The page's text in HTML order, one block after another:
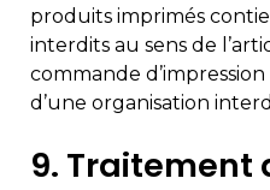
produits imprimés
interdits au sens de
commande
d’une organisation
9. Traitement